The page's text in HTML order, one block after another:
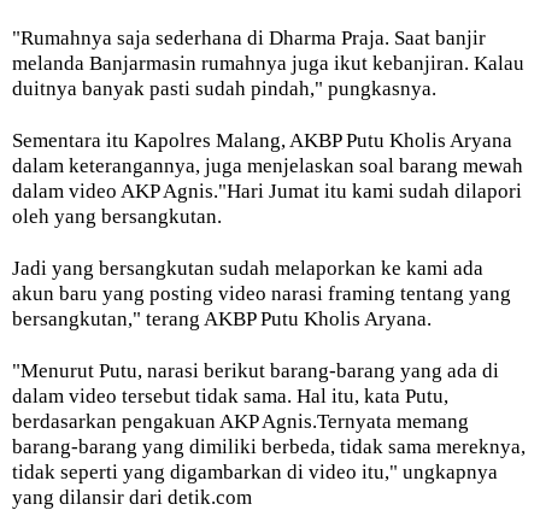
"Rumahnya saja sederhana di Dharma Praja. Saat banjir
melanda Banjarmasin rumahnya juga ikut kebanjiran. Kalau
duitnya banyak pasti sudah pindah," pungkasnya.
Sementara itu Kapolres Malang, AKBP Putu Kholis Aryana
dalam keterangannya, juga menjelaskan soal barang mewah
dalam video AKP Agnis."Hari Jumat itu kami sudah dilapori
oleh yang bersangkutan.
Jadi yang bersangkutan sudah melaporkan ke kami ada
akun baru yang posting video narasi framing tentang yang
bersangkutan," terang AKBP Putu Kholis Aryana.
"Menurut Putu, narasi berikut barang-barang yang ada di
dalam video tersebut tidak sama. Hal itu, kata Putu,
berdasarkan pengakuan AKP Agnis.Ternyata memang
barang-barang yang dimiliki berbeda, tidak sama mereknya,
tidak seperti yang digambarkan di video itu," ungkapnya
yang dilansir dari detik.com